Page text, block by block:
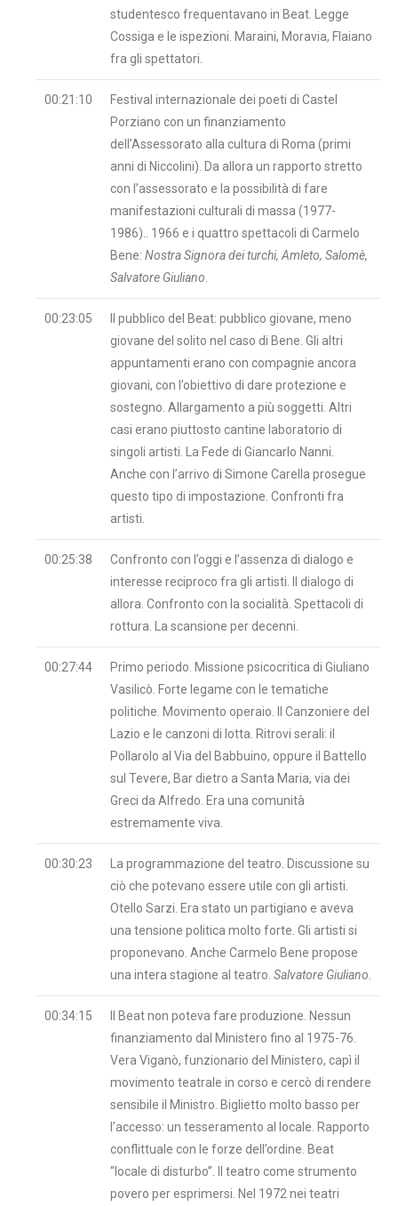
studentesco frequentavano in Beat. Legge
Cossiga e le ispezioni. Maraini, Moravia, Flaiano
fra gli spettatori.
00:21:10
Festival internazionale dei poeti di Castel
Porziano con un finanziamento
dell’Assessorato alla cultura di Roma (primi
anni di Niccolini). Da allora un rapporto stretto
con l’assessorato e la possibilità di fare
manifestazioni culturali di massa (1977-
1986).. 1966 e i quattro spettacoli di Carmelo
Bene: Nostra Signora dei turchi, Amleto, Salomè,
Salvatore Giuliano
00:23:05
Il pubblico del Beat: pubblico giovane, meno
giovane del solito nel caso di Bene. Gli altri
appuntamenti erano con compagnie ancora
giovani, con l’obiettivo di dare protezione e
sostegno. Allargamento a più soggetti. Altri
casi erano piuttosto cantine laboratorio di
singoli artisti. La Fede di Giancarlo Nanni.
Anche con l’arrivo di Simone Carella prosegue
questo tipo di impostazione. Confronti fra
artisti.
00:25:38
Confronto con l’oggi e l’assenza di dialogo e
interesse reciproco fra gli artisti. Il dialogo di
allora. Confronto con la socialità. Spettacoli di
rottura. La scansione per decenni.
00:27:44
Primo periodo. Missione psicocritica di Giuliano
Vasilicò. Forte legame con le tematiche
politiche. Movimento operaio. Il Canzoniere del
Lazio e le canzoni di lotta. Ritrovi serali: il
Pollarolo al Via del Babbuino, oppure il Battello
sul Tevere, Bar dietro a Santa Maria, via dei
Greci da Alfredo. Era una comunità
estremamente viva.
00:30:23
La programmazione del teatro. Discussione su
ciò che potevano essere utile con gli artisti.
Otello Sarzi. Era stato un partigiano e aveva
una tensione politica molto forte. Gli artisti si
proponevano. Anche Carmelo Bene propose
una intera stagione al teatro. Salvatore Giuliano
00:34:15
Il Beat non poteva fare produzione. Nessun
finanziamento dal Ministero fino al 1975-76.
Vera Viganò, funzionario del Ministero, capì il
movimento teatrale in corso e cercò di rendere
sensibile il Ministro. Biglietto molto basso per
l’accesso: un tesseramento al locale. Rapporto
conflittuale con le forze dell’ordine. Beat
“locale di disturbo”. Il teatro come strumento
povero per esprimersi. Nel 1972 nei teatri